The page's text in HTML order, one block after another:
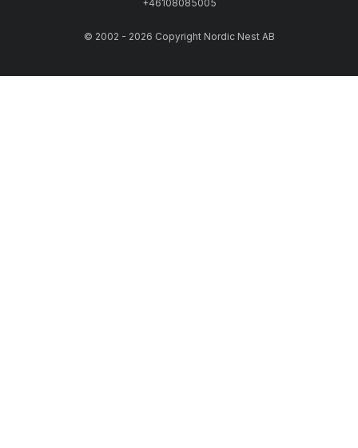
+46108085005
© 2002 - 2026 Copyright Nordic Nest AB